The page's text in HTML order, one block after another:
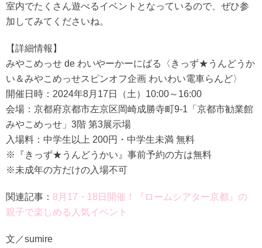
室内でたくさん遊べるイベントとなっているので、ぜひ参
加してみてくださいね。
【詳細情報】
みやこめっせ de わいやーかーにばる〈きっず★うんどうか
い＆みやこめっせスピンオフ企画 わいわい電車らんど〉
開催日時：2024年8月17日（土）10:00～16:00
会場：京都府京都市左京区岡崎成勝寺町9-1「京都市勧業館
みやこめっせ」3階 第3展示場
入場料：中学生以上 200円・中学生未満 無料
※『きっず★うんどうかい』事前予約の方は無料
※未成年の方だけの入場不可
関連記事： 8月17・18日開催！『ロームシアター京都』の
親子で楽しめる人気イベント
文／sumire